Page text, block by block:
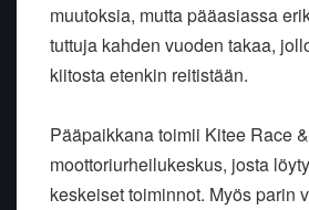
muutoksia, mutta pääasiassa
tuttuja kahden vuoden takaa,
kiitosta etenkin reitistään.
Pääpaikkana toimii Kitee Race
moottoriurheilukeskus, josta
keskeiset toiminnot. Myös parin